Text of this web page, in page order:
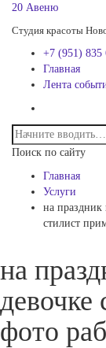
20 Авеню
Студия красоты
+7 (951) 835
Главная
Лента
Поиск по сайту
Главная
Услуги
на праздник
стилист
на
фото